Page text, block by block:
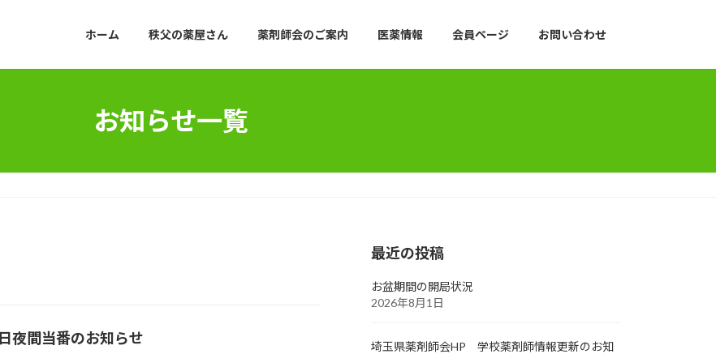
ホーム 秩父の薬屋さん 薬剤師会のご案内 医薬情報 会員ページ お問い合わせ
お知らせ一覧
夜間当番のお知らせ
最近の投稿
お盆期間の開局状況
2026年8月1日
埼玉県薬剤師会HP 学校薬剤師情報更新のお知